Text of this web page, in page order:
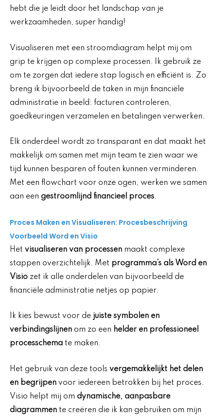
hebt die je leidt door het landschap van je
werkzaamheden, super handig!
Visualiseren met een stroomdiagram helpt mij om
grip te krijgen op complexe processen. Ik gebruik ze
om te zorgen dat iedere stap logisch en efficiënt is. Zo
breng ik bijvoorbeeld de taken in mijn financiële
administratie in beeld: facturen controleren,
goedkeuringen verzamelen en betalingen verwerken.
Elk onderdeel wordt zo transparant en dat maakt het
makkelijk om samen met mijn team te zien waar we
tijd kunnen besparen of fouten kunnen verminderen.
Met een flowchart voor onze ogen, werken we samen
aan een gestroomlijnd financieel proces.
Proces Maken en Visualiseren: Procesbeschrijving
Voorbeeld Word en Visio
Het visualiseren van processen maakt complexe
stappen overzichtelijk. Met programma’s als Word en
Visio zet ik alle onderdelen van bijvoorbeeld de
financiële administratie netjes op papier.
Ik kies bewust voor de juiste symbolen en
verbindingslijnen om zo een helder en professioneel
processchema te maken.
Het gebruik van deze tools vergemakkelijkt het delen
en begrijpen voor iedereen betrokken bij het proces.
Visio helpt mij om dynamische, aanpasbare
diagrammen te creëren die ik kan gebruiken om mijn